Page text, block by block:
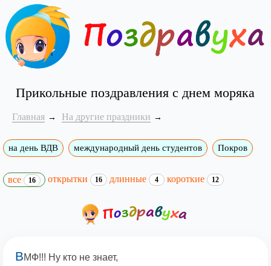
Прикольные поздравления с днем моряка
Главная На другие праздники
на день ВДВ международный день студентов Покров
все 16 открытки 16 длинные 4 короткие 12
ВМФ!!! Ну кто не знает,